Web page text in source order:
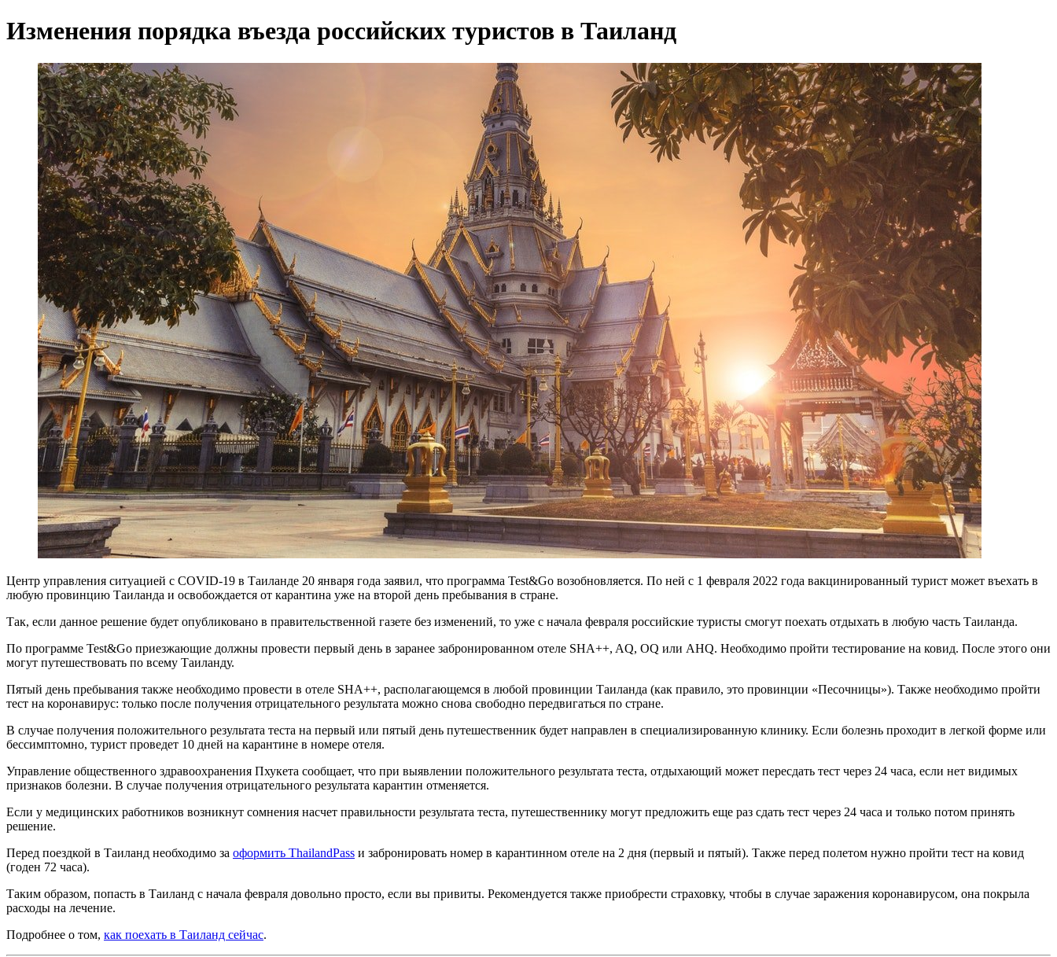
Изменения порядка въезда российских туристов в Таиланд
Центр управления ситуацией с COVID-19 в Таиланде 20 января года заявил, что программа Test&Go возобновляется. По ней с 1 февраля 2022 года вакцинированный турист может въехать в
любую провинцию Таиланда и освобождается от карантина уже на второй день пребывания в стране.
Так, если данное решение будет опубликовано в правительственной газете без изменений, то уже с начала февраля российские туристы смогут поехать отдыхать в любую часть Таиланда.
По программе Test&Go приезжающие должны провести первый день в заранее забронированном отеле SHA++, AQ, OQ или AHQ. Необходимо пройти тестирование на ковид. После этого они
могут путешествовать по всему Таиланду.
Пятый день пребывания также необходимо провести в отеле SHA++, располагающемся в любой провинции Таиланда (как правило, это провинции «Песочницы»). Также необходимо пройти
тест на коронавирус: только после получения отрицательного результата можно снова свободно передвигаться по стране.
В случае получения положительного результата теста на первый или пятый день путешественник будет направлен в специализированную клинику. Если болезнь проходит в легкой форме или
бессимптомно, турист проведет 10 дней на карантине в номере отеля.
Управление общественного здравоохранения Пхукета сообщает, что при выявлении положительного результата теста, отдыхающий может пересдать тест через 24 часа, если нет видимых
признаков болезни. В случае получения отрицательного результата карантин отменяется.
Если у медицинских работников возникнут сомнения насчет правильности результата теста, путешественнику могут предложить еще раз сдать тест через 24 часа и только потом принять
решение.
Перед поездкой в Таиланд необходимо за оформить ThailandPass и забронировать номер в карантинном отеле на 2 дня (первый и пятый). Также перед полетом нужно пройти тест на ковид
(годен 72 часа).
Таким образом, попасть в Таиланд с начала февраля довольно просто, если вы привиты. Рекомендуется также приобрести страховку, чтобы в случае заражения коронавирусом, она покрыла
расходы на лечение.
Подробнее о том, как поехать в Таиланд сейчас.